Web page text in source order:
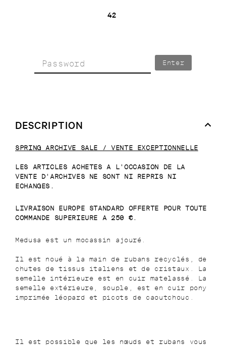
42
Enter
DESCRIPTION
SPRING ARCHIVE SALE / VENTE EXCEPTIONNELLE
LES ARTICLES ACHETES A L'OCCASION DE LA
VENTE D'ARCHIVES NE SONT NI REPRIS NI
ECHANGES.
LIVRAISON EUROPE STANDARD OFFERTE POUR TOUTE
COMMANDE SUPERIEURE A 250 €.
Medusa est un mocassin ajouré.
Il est noué à la main de rubans recyclés, de
chutes de tissus italiens et de cristaux. La
semelle intérieure est en cuir matelassé. La
semelle extérieure, souple, est en cuir pony
imprimée léopard et picots de caoutchouc.
Il est possible que les nœuds et rubans vous